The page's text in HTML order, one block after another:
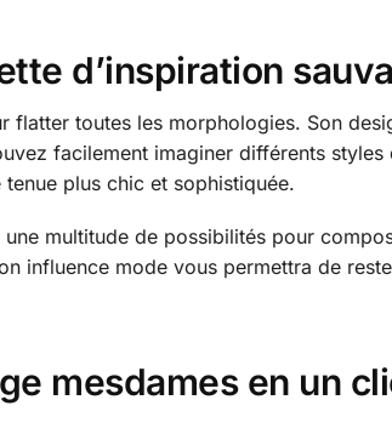
d’inspiration
flatter toutes les morphologies. Son
facilement imaginer différents
plus chic et sophistiquée.
multitude de possibilités pour
influence mode vous permettra de
mesdames en un